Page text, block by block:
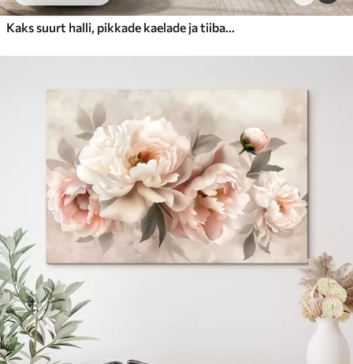
Kaks suurt halli, pikkade kaelade ja tiibadega kraanat, mis seisavad puudest ümbritsetud udujärves